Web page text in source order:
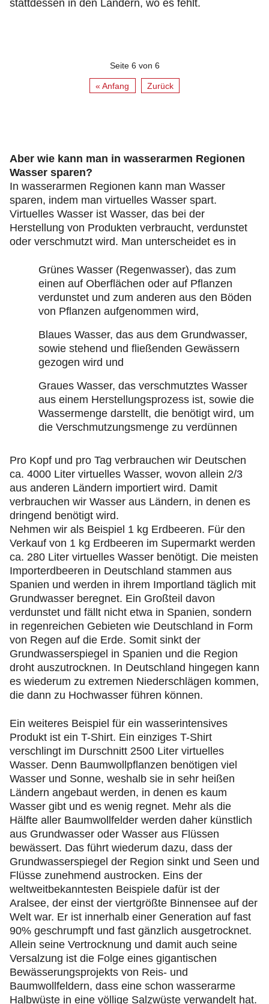
stattdessen in den Ländern, wo es fehlt.
Seite 6 von 6
« Anfang Zurück
Aber wie kann man in wasserarmen Regionen
Wasser sparen?
In wasserarmen Regionen kann man Wasser
sparen, indem man virtuelles Wasser spart.
Virtuelles Wasser ist Wasser, das bei der
Herstellung von Produkten verbraucht, verdunstet
oder verschmutzt wird. Man unterscheidet es in
Grünes Wasser (Regenwasser), das zum
einen auf Oberflächen oder auf Pflanzen
verdunstet und zum anderen aus den Böden
von Pflanzen aufgenommen wird,
Blaues Wasser, das aus dem Grundwasser,
sowie stehend und fließenden Gewässern
gezogen wird und
Graues Wasser, das verschmutztes Wasser
aus einem Herstellungsprozess ist, sowie die
Wassermenge darstellt, die benötigt wird, um
die Verschmutzungsmenge zu verdünnen
Pro Kopf und pro Tag verbrauchen wir Deutschen
ca. 4000 Liter virtuelles Wasser, wovon allein 2/3
aus anderen Ländern importiert wird. Damit
verbrauchen wir Wasser aus Ländern, in denen es
dringend benötigt wird.
Nehmen wir als Beispiel 1 kg Erdbeeren. Für den
Verkauf von 1 kg Erdbeeren im Supermarkt werden
ca. 280 Liter virtuelles Wasser benötigt. Die meisten
Importerdbeeren in Deutschland stammen aus
Spanien und werden in ihrem Importland täglich mit
Grundwasser beregnet. Ein Großteil davon
verdunstet und fällt nicht etwa in Spanien, sondern
in regenreichen Gebieten wie Deutschland in Form
von Regen auf die Erde. Somit sinkt der
Grundwasserspiegel in Spanien und die Region
droht auszutrocknen. In Deutschland hingegen kann
es wiederum zu extremen Niederschlägen kommen,
die dann zu Hochwasser führen können.
Ein weiteres Beispiel für ein wasserintensives
Produkt ist ein T-Shirt. Ein einziges T-Shirt
verschlingt im Durschnitt 2500 Liter virtuelles
Wasser. Denn Baumwollpflanzen benötigen viel
Wasser und Sonne, weshalb sie in sehr heißen
Ländern angebaut werden, in denen es kaum
Wasser gibt und es wenig regnet. Mehr als die
Hälfte aller Baumwollfelder werden daher künstlich
aus Grundwasser oder Wasser aus Flüssen
bewässert. Das führt wiederum dazu, dass der
Grundwasserspiegel der Region sinkt und Seen und
Flüsse zunehmend austrocken. Eins der
weltweitbekanntesten Beispiele dafür ist der
Aralsee, der einst der viertgrößte Binnensee auf der
Welt war. Er ist innerhalb einer Generation auf fast
90% geschrumpft und fast gänzlich ausgetrocknet.
Allein seine Vertrocknung und damit auch seine
Versalzung ist die Folge eines gigantischen
Bewässerungsprojekts von Reis- und
Baumwollfeldern, dass eine schon wasserarme
Halbwüste in eine völlige Salzwüste verwandelt hat.